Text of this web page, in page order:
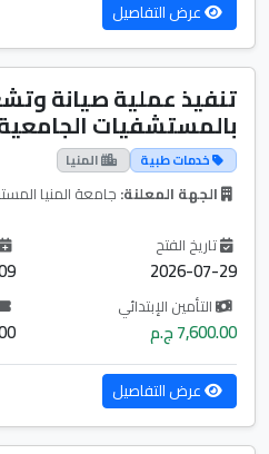
عرض التفاصيل
تنفيذ عملية صيانة
بالمستشفيات الجامعية
خدمات طبية المنيا
الجهة المعلنة: جامعة المنيا
تاريخ الفتح
2026-07-29
التأمين الإبتدائي
7,600.00 ج.م
عرض التفاصيل